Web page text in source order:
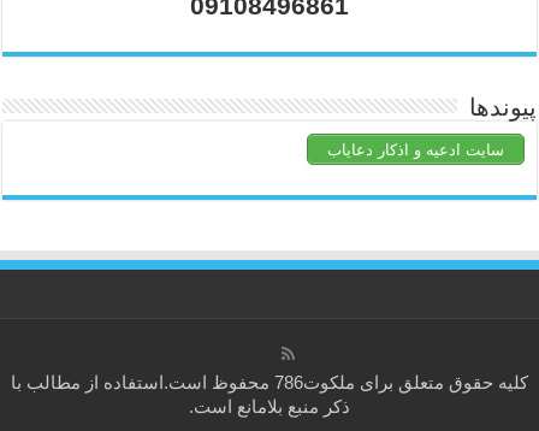
09108496861
پیوندها
سایت ادعیه و اذکار دعایاب
کلیه حقوق متعلق برای ملکوت786
محفوظ است.استفاده از مطالب با
ذکر منبع بلامانع است.